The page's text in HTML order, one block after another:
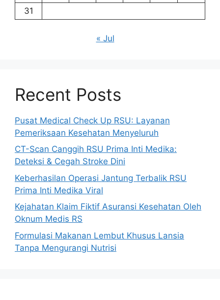
31
« Jul
Recent Posts
Pusat Medical Check Up RSU: Layanan
Pemeriksaan Kesehatan Menyeluruh
CT-Scan Canggih RSU Prima Inti Medika:
Deteksi & Cegah Stroke Dini
Keberhasilan Operasi Jantung Terbalik RSU
Prima Inti Medika Viral
Kejahatan Klaim Fiktif Asuransi Kesehatan Oleh
Oknum Medis RS
Formulasi Makanan Lembut Khusus Lansia
Tanpa Mengurangi Nutrisi